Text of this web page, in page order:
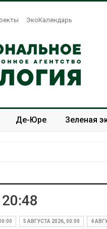
ЭкоКалендарь
Де-Юре Зеленая
5 АВГУСТА 2026, 00:00 4